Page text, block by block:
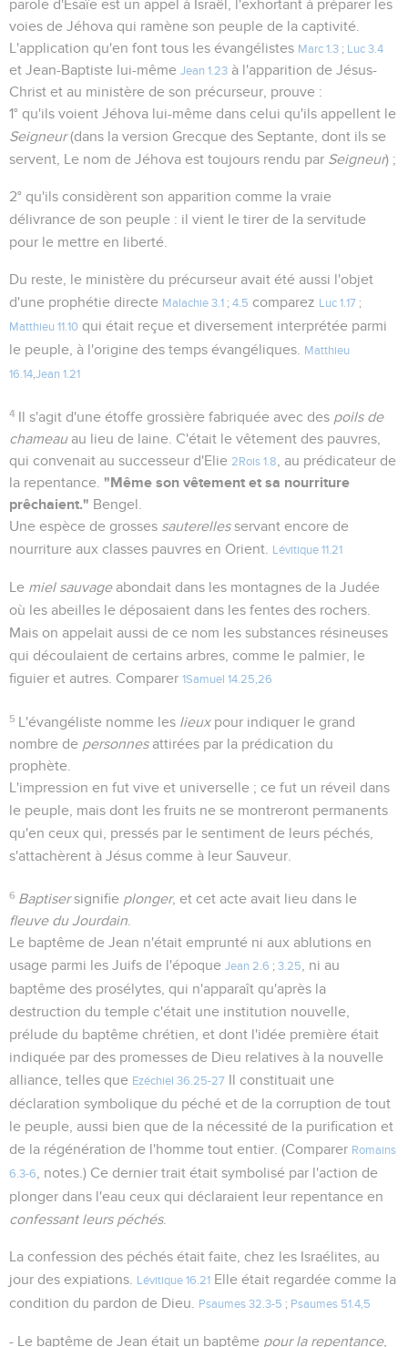
parole d'Esaïe est un appel à Israël, l'exhortant à préparer les
voies de Jéhova qui ramène son peuple de la captivité.
L'application qu'en font tous les évangélistes Marc 1.3 ; Luc 3.4
et Jean-Baptiste lui-même Jean 1.23 à l'apparition de Jésus-
Christ et au ministère de son précurseur, prouve :
1° qu'ils voient Jéhova lui-même dans celui qu'ils appellent le
Seigneur(dans la version Grecque des Septante, dont ils se
servent, Le nom de Jéhova est toujours rendu par Seigneur) ;
2° qu'ils considèrent son apparition comme la vraie
délivrance de son peuple : il vient le tirer de la servitude
pour le mettre en liberté.
Du reste, le ministère du précurseur avait été aussi l'objet
d'une prophétie directe Malachie 3.1 ; 4.5 comparez Luc 1.17 ;
Matthieu 11.10 qui était reçue et diversement interprétée parmi
le peuple, à l'origine des temps évangéliques.
Matthieu
16.14 Jean 1.21
4 Il s'agit d'une étoffe grossière fabriquée avec des poils de
chameauau lieu de laine. C'était le vêtement des pauvres,
qui convenait au successeur d'Elie 2Rois 1.8
, au prédicateur de
la repentance. "Même son vêtement et sa nourriture
prêchaient." Bengel.
Une espèce de grosses sauterellesservant encore de
nourriture aux classes pauvres en Orient.
Lévitique 11.21
Le miel sauvageabondait dans les montagnes de la Judée
où les abeilles le déposaient dans les fentes des rochers.
Mais on appelait aussi de ce nom les substances résineuses
qui découlaient de certains arbres, comme le palmier, le
figuier et autres. Comparer 1Samuel 14.25,26
5 L'évangéliste nomme les lieuxpour indiquer le grand
nombre de personnesattirées par la prédication du
prophète.
L'impression en fut vive et universelle ; ce fut un réveil dans
le peuple, mais dont les fruits ne se montreront permanents
qu'en ceux qui, pressés par le sentiment de leurs péchés,
s'attachèrent à Jésus comme à leur Sauveur.
6 Baptisersignifie plonger, et cet acte avait lieu dans le
fleuve du Jourdain
Le baptême de Jean n'était emprunté ni aux ablutions en
usage parmi les Juifs de l'époque Jean 2.6 ; 3.25
, ni au
baptême des prosélytes, qui n'apparaît qu'après la
destruction du temple c'était une institution nouvelle,
prélude du baptême chrétien, et dont l'idée première était
indiquée par des promesses de Dieu relatives à la nouvelle
alliance, telles que Ezéchiel 36.25-27 Il constituait une
déclaration symbolique du péché et de la corruption de tout
le peuple, aussi bien que de la nécessité de la purification et
de la régénération de l'homme tout entier. (Comparer Romains
6.3-6
, notes.) Ce dernier trait était symbolisé par l'action de
plonger dans l'eau ceux qui déclaraient leur repentance en
confessant leurs péchés.
La confession des péchés était faite, chez les Israélites, au
jour des expiations.
Lévitique 16.21 Elle était regardée comme la
condition du pardon de Dieu.
Psaumes 32.3-5 ; Psaumes 51.4,5
- Le baptême de Jean était un baptême pour la repentance,